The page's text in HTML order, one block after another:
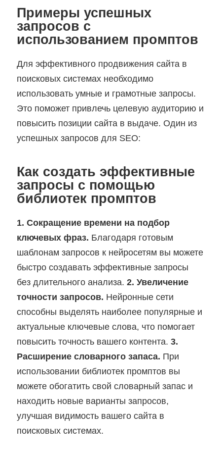
Примеры успешных
запросов с
использованием промптов
Для эффективного продвижения сайта в
поисковых системах необходимо
использовать умные и грамотные запросы.
Это поможет привлечь целевую аудиторию и
повысить позиции сайта в выдаче. Один из
успешных запросов для SEO:
Как создать эффективные
запросы с помощью
библиотек промптов
1. Сокращение времени на подбор
ключевых фраз. Благодаря готовым
шаблонам запросов к нейросетям вы можете
быстро создавать эффективные запросы
без длительного анализа. 2. Увеличение
точности запросов. Нейронные сети
способны выделять наиболее популярные и
актуальные ключевые слова, что помогает
повысить точность вашего контента. 3.
Расширение словарного запаса. При
использовании библиотек промптов вы
можете обогатить свой словарный запас и
находить новые варианты запросов,
улучшая видимость вашего сайта в
поисковых системах.